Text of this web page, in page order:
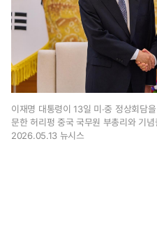
시
1
1
분
이재명 대통령이 13일 미·중 정상회담
문한 허리펑 중국 국무원 부총리와 기
2026.05.13 뉴시스